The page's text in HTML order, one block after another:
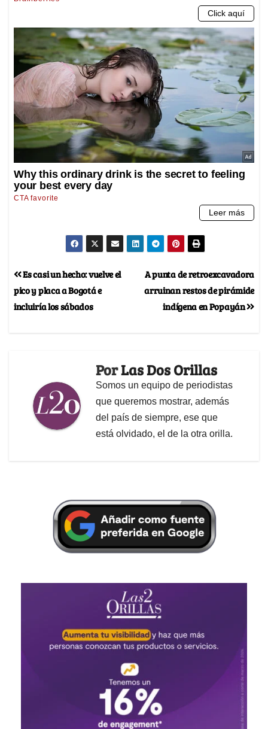
A punta de retroexcavadora
arruinan restos de pirámide
indígena en Popayán
Es casi un hecho: vuelve el
pico y placa a Bogotá e
incluiría los sábados
PorLas Dos Orillas
Somos un equipo de periodistas
que queremos mostrar, además
del país de siempre, ese que
está olvidado, el de la otra orilla.